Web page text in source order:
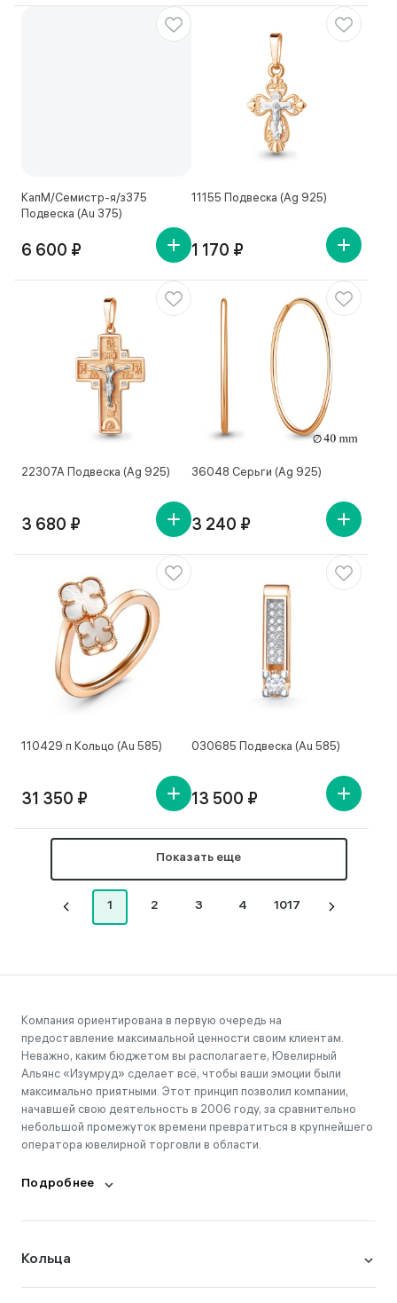
КапМ/Семистр-я/з375
Подвеска (Au 375)
6 600 ₽
11155 Подвеска (Ag 925)
1 170 ₽
22307А Подвеска (Ag 925)
3 680 ₽
36048 Серьги (Ag 925)
3 240 ₽
110429 п Кольцо (Au 585)
31 350 ₽
030685 Подвеска (Au 585)
13 500 ₽
Показать еще
1 2 3 4 1017
Компания ориентирована в первую очередь на
предоставление максимальной ценности своим клиентам.
Неважно, каким бюджетом вы располагаете, Ювелирный
Альянс «Изумруд» сделает всё, чтобы ваши эмоции были
максимально приятными. Этот принцип позволил компании,
начавшей свою деятельность в 2006 году, за сравнительно
небольшой промежуток времени превратиться в крупнейшего
оператора ювелирной торговли в области.
Подробнее
Кольца